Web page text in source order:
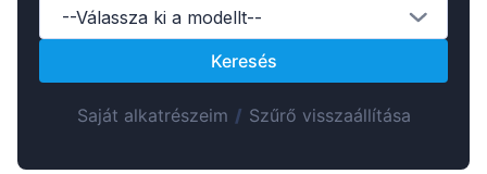
Lietuvių
Hrvatski
Português
--Válassza ki a modellt--
Keresés
Saját alkatrészeim / Szűrő visszaállítása